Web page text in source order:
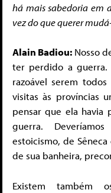
há mais sabedoria em
vez do que querer
Alain Badiou: Nosso
ter perdido a
razoável serem
visitas às províncias
pensar que ela havia
guerra.
estoicismo, de
de sua banheira,
Existem também